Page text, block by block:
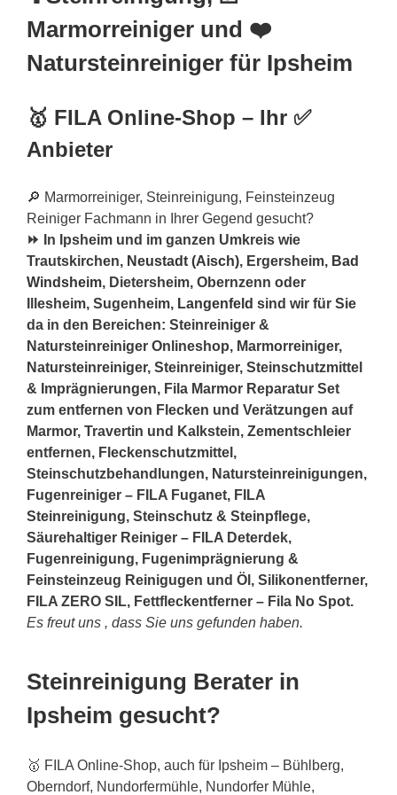
Marmorreiniger und ❤️
Natursteinreiniger für Ipsheim
🥇 FILA Online-Shop – Ihr ✅
Anbieter
🔎 Marmorreiniger, Steinreinigung, Feinsteinzeug
Reiniger Fachmann in Ihrer Gegend gesucht?
⏩ In Ipsheim und im ganzen Umkreis wie
Trautskirchen, Neustadt (Aisch), Ergersheim, Bad
Windsheim, Dietersheim, Obernzenn oder
Illesheim, Sugenheim, Langenfeld sind wir für Sie
da in den Bereichen: Steinreiniger &
Natursteinreiniger Onlineshop, Marmorreiniger,
Natursteinreiniger, Steinreiniger, Steinschutzmittel
& Imprägnierungen, Fila Marmor Reparatur Set
zum entfernen von Flecken und Verätzungen auf
Marmor, Travertin und Kalkstein, Zementschleier
entfernen, Fleckenschutzmittel,
Steinschutzbehandlungen, Natursteinreinigungen,
Fugenreiniger – FILA Fuganet, FILA
Steinreinigung, Steinschutz & Steinpflege,
Säurehaltiger Reiniger – FILA Deterdek,
Fugenreinigung, Fugenimprägnierung &
Feinsteinzeug Reinigugen und Öl, Silikonentferner,
FILA ZERO SIL, Fettfleckentferner – Fila No Spot.
Es freut uns , dass Sie uns gefunden haben.
Steinreinigung Berater in
Ipsheim gesucht?
🥇 FILA Online-Shop, auch für Ipsheim – Bühlberg,
Oberndorf, Nundorfermühle, Nundorfer Mühle,